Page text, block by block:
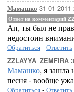
Мамашко 31-01-
Ответ на комментарий
Ап, ты был не
недостоин
Обратиться - Ответить
ZZLAYYA_ZEMFIRA
Мамашко, я зашла
песня - вообще
Обратиться - Ответить